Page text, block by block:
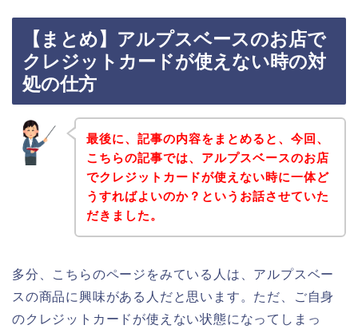
【まとめ】アルプスベースのお店で
クレジットカードが使えない時の対
処の仕方
最後に、記事の内容をまとめると、今回、
こちらの記事では、アルプスベースのお店
でクレジットカードが使えない時に一体ど
うすればよいのか？というお話させていた
だきました。
多分、こちらのページをみている人は、アルプスベー
スの商品に興味がある人だと思います。ただ、ご自身
のクレジットカードが使えない状態になってしまっ